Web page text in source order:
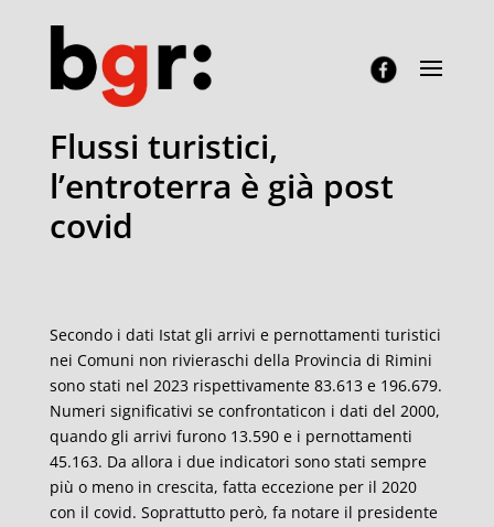
Flussi turistici,
l’entroterra è già post
covid
Secondo i dati Istat gli arrivi e pernottamenti turistici
nei Comuni non rivieraschi della Provincia di Rimini
sono stati nel 2023 rispettivamente 83.613 e 196.679.
Numeri significativi se confrontaticon i dati del 2000,
quando gli arrivi furono 13.590 e i pernottamenti
45.163. Da allora i due indicatori sono stati sempre
più o meno in crescita, fatta eccezione per il 2020
con il covid. Soprattutto però, fa notare il presidente